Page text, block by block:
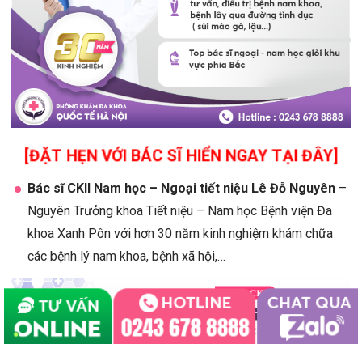
[ĐẶT HẸN VỚI BÁC SĨ HIỂN NGAY TẠI ĐÂY]
Bác sĩ CKII Nam học – Ngoại tiết niệu Lê Đỗ Nguyên –
Nguyên Trưởng khoa Tiết niệu – Nam học Bệnh viện Đa
khoa Xanh Pôn với hơn 30 năm kinh nghiệm khám chữa
các bệnh lý nam khoa, bệnh xã hội,…